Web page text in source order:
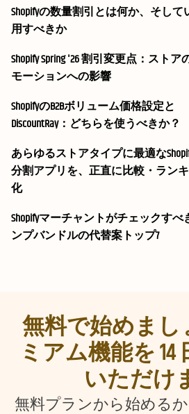
Shopifyの数量割引とは何か、そして
用すべきか
Shopify Spring '26 割引変更点：ストア
モーションへの影響
ShopifyのB2Bボリューム価格設定と
DiscountRay：どちらを使うべきか？
あらゆるストアタイプに最適な
分割アプリを、正直に比較・ラン
化
Shopifyマーチャントがチェックすべ
ンプバンドルの代替案トップ7
無料で始めまし
ミアム機能を 14
いただけ
無料プランから始める